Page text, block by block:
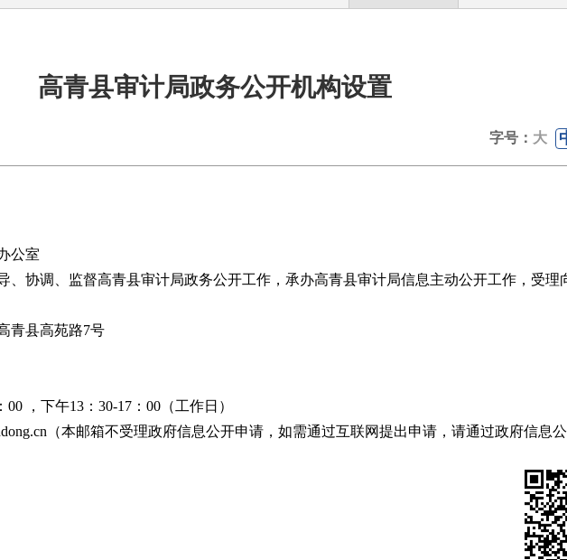
高青县审计局政务公开机构设置
字号： 大
公室
、协调、监督高青县审计局政务公开工作，承办高青县审计局信息主动公开工作，受理
青县高苑路7号
00 ，下午13：30-17：00（工作日）
（本邮箱不受理政府信息公开申请，如需通过互联网提出申请，请通过政府信息